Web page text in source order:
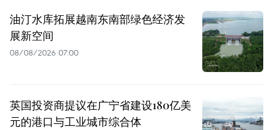
油汀水库拓展越南东南部绿色经济发
展新空间
08/08/2026 07:00
英国投资商提议在广宁省建设180亿美
元的港口与工业城市综合体